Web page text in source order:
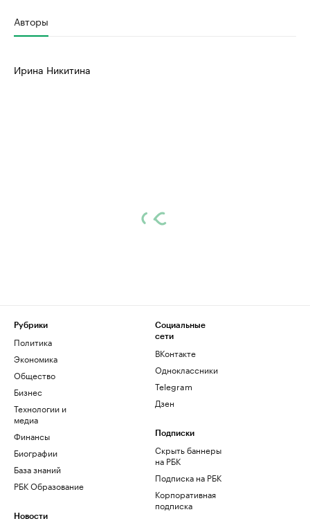
Авторы
Ирина Никитина
Рубрики
Политика
Экономика
Общество
Бизнес
Технологии и
медиа
Финансы
Биографии
База знаний
РБК Образование
Новости
Социальные
сети
ВКонтакте
Одноклассники
Telegram
Дзен
Подписки
Скрыть баннеры
на РБК
Подписка на РБК
Корпоративная
подписка